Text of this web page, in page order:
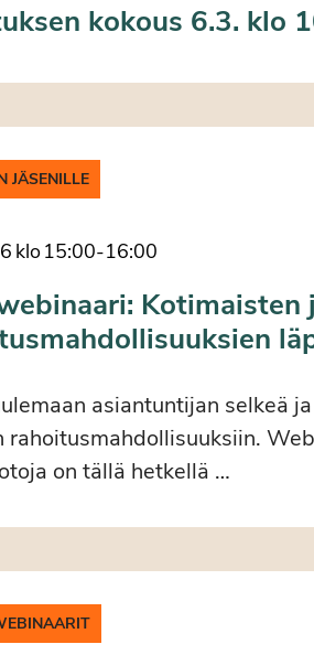
kokous 6.3. klo
JÄSENILLE
klo15:00-16:00
Kotimaisten
asiantuntijan selkeä
rahoitusmahdollisuuksiin.
on tällä hetkellä …